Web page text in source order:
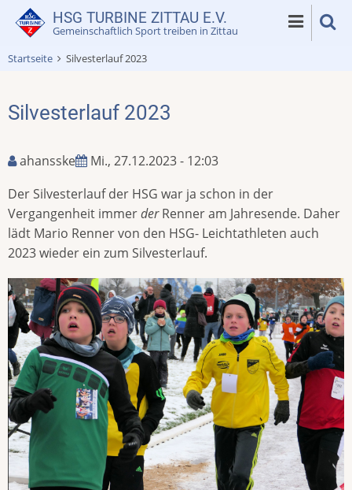
Direkt
zum
HSG TURBINE ZITTAU E.V.
Gemeinschaftlich Sport treiben in Zittau
Startseite
Silvesterlauf 2023
Silvesterlauf 2023
ahansske
Mi., 27.12.2023 - 12:03
Der Silvesterlauf der HSG war ja schon in der
Vergangenheit immerderRenner am Jahresende. Daher
lädt Mario Renner von den HSG- Leichtathleten auch
2023 wieder ein zum Silvesterlauf.